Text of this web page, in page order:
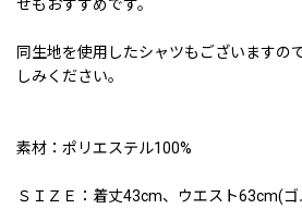
せもおすすめです。
同生地を使用したシャツもございますの
しみください。
素材：ポリエステル100%
ＳＩＺＥ：着丈43cm、ウエスト63cm(